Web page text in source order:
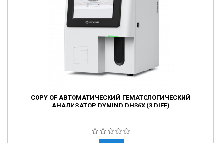
COPY OF АВТОМАТИЧЕСКИЙ ГЕМАТОЛОГИЧЕСКИЙ
АНАЛИЗАТОР DYMIND DH36X (3 DIFF)